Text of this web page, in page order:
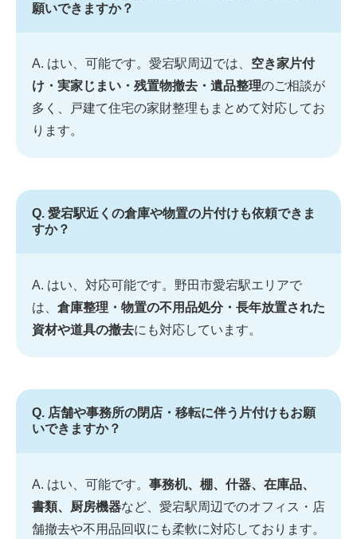
願いできますか？
A. はい、可能です。愛宕駅周辺では、 空き家片付
け・実家じまい・残置物撤去・遺品整理のご相談が
多く、戸建て住宅の家財整理もまとめて対応してお
ります。
Q. 愛宕駅近くの倉庫や物置の片付けも依頼できま
すか？
A. はい、対応可能です。野田市愛宕駅エリアで
は、 倉庫整理・物置の不用品処分・長年放置された
資材や道具の撤去にも対応しています。
Q. 店舗や事務所の閉店・移転に伴う片付けもお願
いできますか？
A. はい、可能です。 事務机、棚、什器、在庫品、
書類、厨房機器など、愛宕駅周辺でのオフィス・店
舗撤去や不用品回収にも柔軟に対応しております。